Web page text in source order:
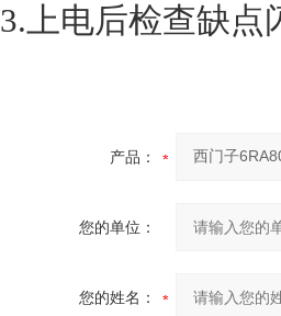
3.上电后检查缺点
产品：
您的单位：
您的姓名：